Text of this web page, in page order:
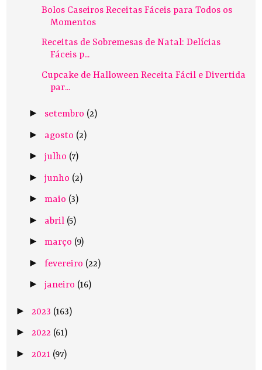
Bolos Caseiros Receitas Fáceis para Todos os
Momentos
Receitas de Sobremesas de Natal: Delícias
Fáceis p...
Cupcake de Halloween Receita Fácil e Divertida
par...
► setembro (2)
► agosto (2)
► julho (7)
► junho (2)
► maio (3)
► abril (5)
► março (9)
► fevereiro (22)
► janeiro (16)
► 2023 (163)
►2022 (61)
► 2021 (97)